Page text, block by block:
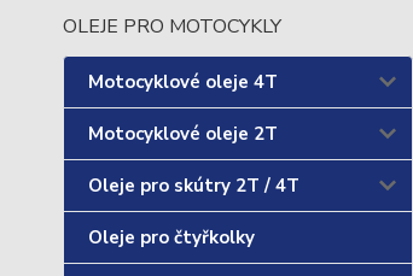
OLEJE PRO MOTOCYKLY
Motocyklové oleje 4T
Motocyklové oleje 2T
Oleje pro skútry 2T / 4T
Oleje pro čtyřkolky